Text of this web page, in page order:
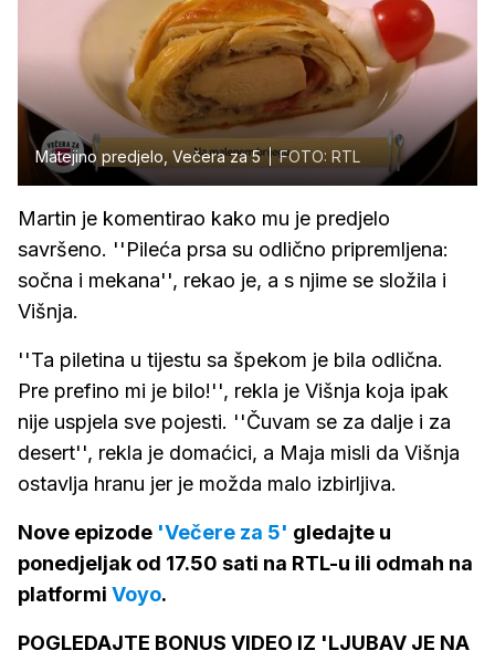
Matejino predjelo, Večera za 5 FOTO: RTL
Martin je komentirao kako mu je predjelo
savršeno. ''Pileća prsa su odlično pripremljena:
sočna i mekana'', rekao je, a s njime se složila i
Višnja.
''Ta piletina u tijestu sa špekom je bila odlična.
Pre prefino mi je bilo!'', rekla je Višnja koja ipak
nije uspjela sve pojesti. ''Čuvam se za dalje i za
desert'', rekla je domaćici, a Maja misli da Višnja
ostavlja hranu jer je možda malo izbirljiva.
Nove epizode 'Večere za 5' gledajte u
ponedjeljak od 17.50 sati na RTL-u ili odmah na
platformi Voyo.
POGLEDAJTE BONUS VIDEO IZ 'LJUBAV JE NA